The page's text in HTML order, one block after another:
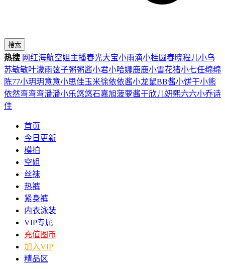
搜索
热搜 网红海航空姐 主播春光大宝小雨滴小桂圆春晓程儿小乌
苏敏敏叶濛雨弦子粥粥酱小君小哈娜鹿鹿小雪花猪小七任绵绵
陈77小玥玥意意小思佳玉米徐依依酱小龙鼠BB酱小饼干小熊
依然弯弯弯潘潘小乐悠悠石嘉旭菠萝酱于欣儿妍熙六六小乔诗
佳
首页
今日更新
模拍
空姐
丝袜
热裤
紧身裤
内衣泳装
VIP专属
充值图币
加入VIP
精品区